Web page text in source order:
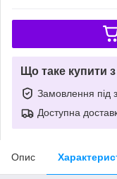
Що таке купити
Замовлення під
Доступна
Опис